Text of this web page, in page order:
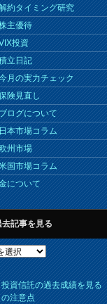
約タイミング研究
主優待
投資
立日記
月の実力チェック
険見直し
ログについて
本市場コラム
州市場
国市場コラム
について
去記事を見る
投資信託の過去成績を見る
注意点